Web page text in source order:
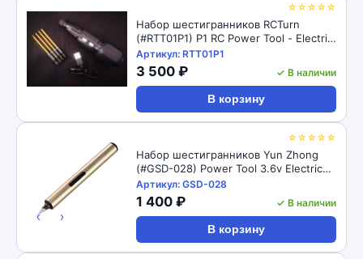
☆☆☆☆☆
Набор шестигранников RCTurn
(#RTT01P1) P1 RC Power Tool - Electric
Mini Screwdriver w/tips (3.6v 2.0Nm)
Артикул: RTT01P1
3 500 ₽ ✓ В наличии
В корзину
☆☆☆☆☆
‹ ›
Набор шестигранников Yun Zhong
(#GSD-028) Power Tool 3.6v Electric
Mini Screwdriver wite Premium Chuck
Артикул: GSD-028
1 400 ₽ ✓ В наличии
В корзину